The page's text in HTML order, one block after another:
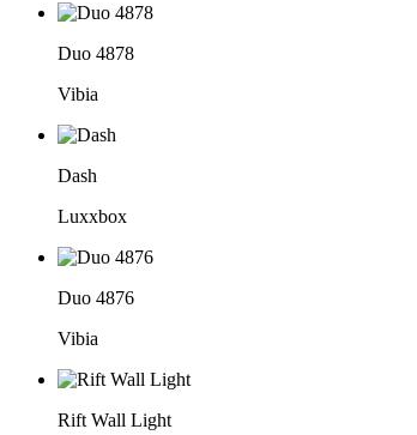
Duo 4878
Vibia
Dash
Luxxbox
Duo 4876
Vibia
Rift Wall Light